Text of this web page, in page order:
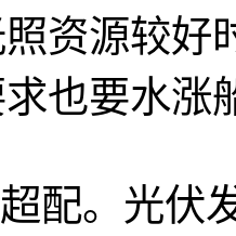
资源较好
也要水涨
。光伏发